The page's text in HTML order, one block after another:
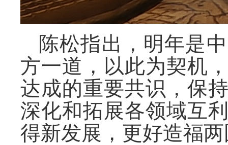
陈松指出，明年是
方一道，以此为契机
达成的重要共识，保
深化和拓展各领域互
得新发展，更好造福